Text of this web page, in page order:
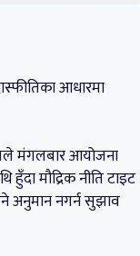
आधारमा
मंगलबार आयोजना
हुँदा मौद्रिक नीति टाइट
अनुमान नगर्न सुझाव